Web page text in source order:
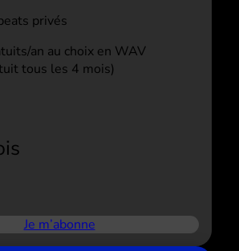
privés
an au choix en WAV
tous les 4 mois)
Je m’abonne